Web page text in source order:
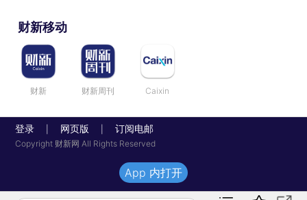
财新移动
财新 财新周刊 Caixin
登录 网页版 订阅电邮
Copyright 财新网 All Rights Reserved
App 内打开